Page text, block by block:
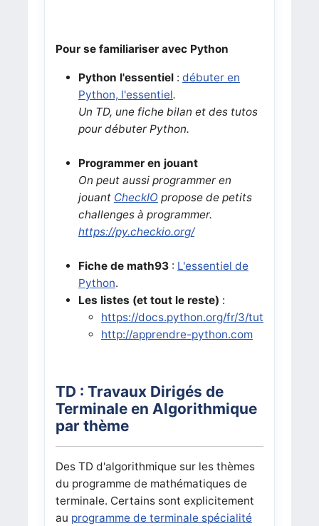
Pour se familiariser avec Python
Python l'essentiel: débuter en
Python, l'essentiel.
Un TD, une fiche bilan et des tutos
pour débuter Python.
Programmer en jouant
On peut aussi programmer en
jouant CheckIO propose de petits
challenges à programmer.
https://py.checkio.org/
Fiche de math93: L'essentiel de
Python.
Les listes (et tout le reste) :
https://docs.python.org/fr/3/tutorial/
http://apprendre-python.com
TD : Travaux Dirigés de
Terminale en Algorithmique
par thème
Des TD d'algorithmique sur les thèmes
du programme de mathématiques de
terminale. Certains sont explicitement
au programme de terminale spécialité